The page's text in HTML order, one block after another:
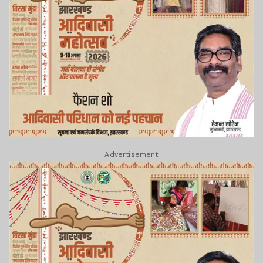
Advertisement